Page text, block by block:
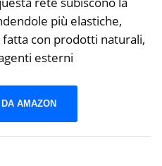
più elastiche,
con prodotti naturali,
esterni
AMAZON